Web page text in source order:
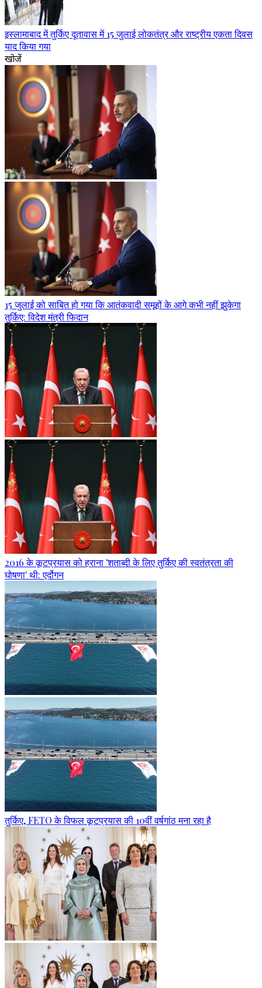
इस्लामाबाद में तुर्किए दूतावास में 15 जुलाई लोकतंत्र और राष्ट्रीय एकता दिवस
याद किया गया
खोजें
15 जुलाई को साबित हो गया कि आतंकवादी समूहों के आगे कभी नहीं झुकेगा
तुर्किए: विदेश मंत्री फिदान
2016 के कूटप्रयास को हराना 'शताब्दी के लिए तुर्किए की स्वतंत्रता की
घोषणा' थी: एर्दोगन
तुर्किए, FETO के विफल कूटप्रयास की 10वीं वर्षगांठ मना रहा है